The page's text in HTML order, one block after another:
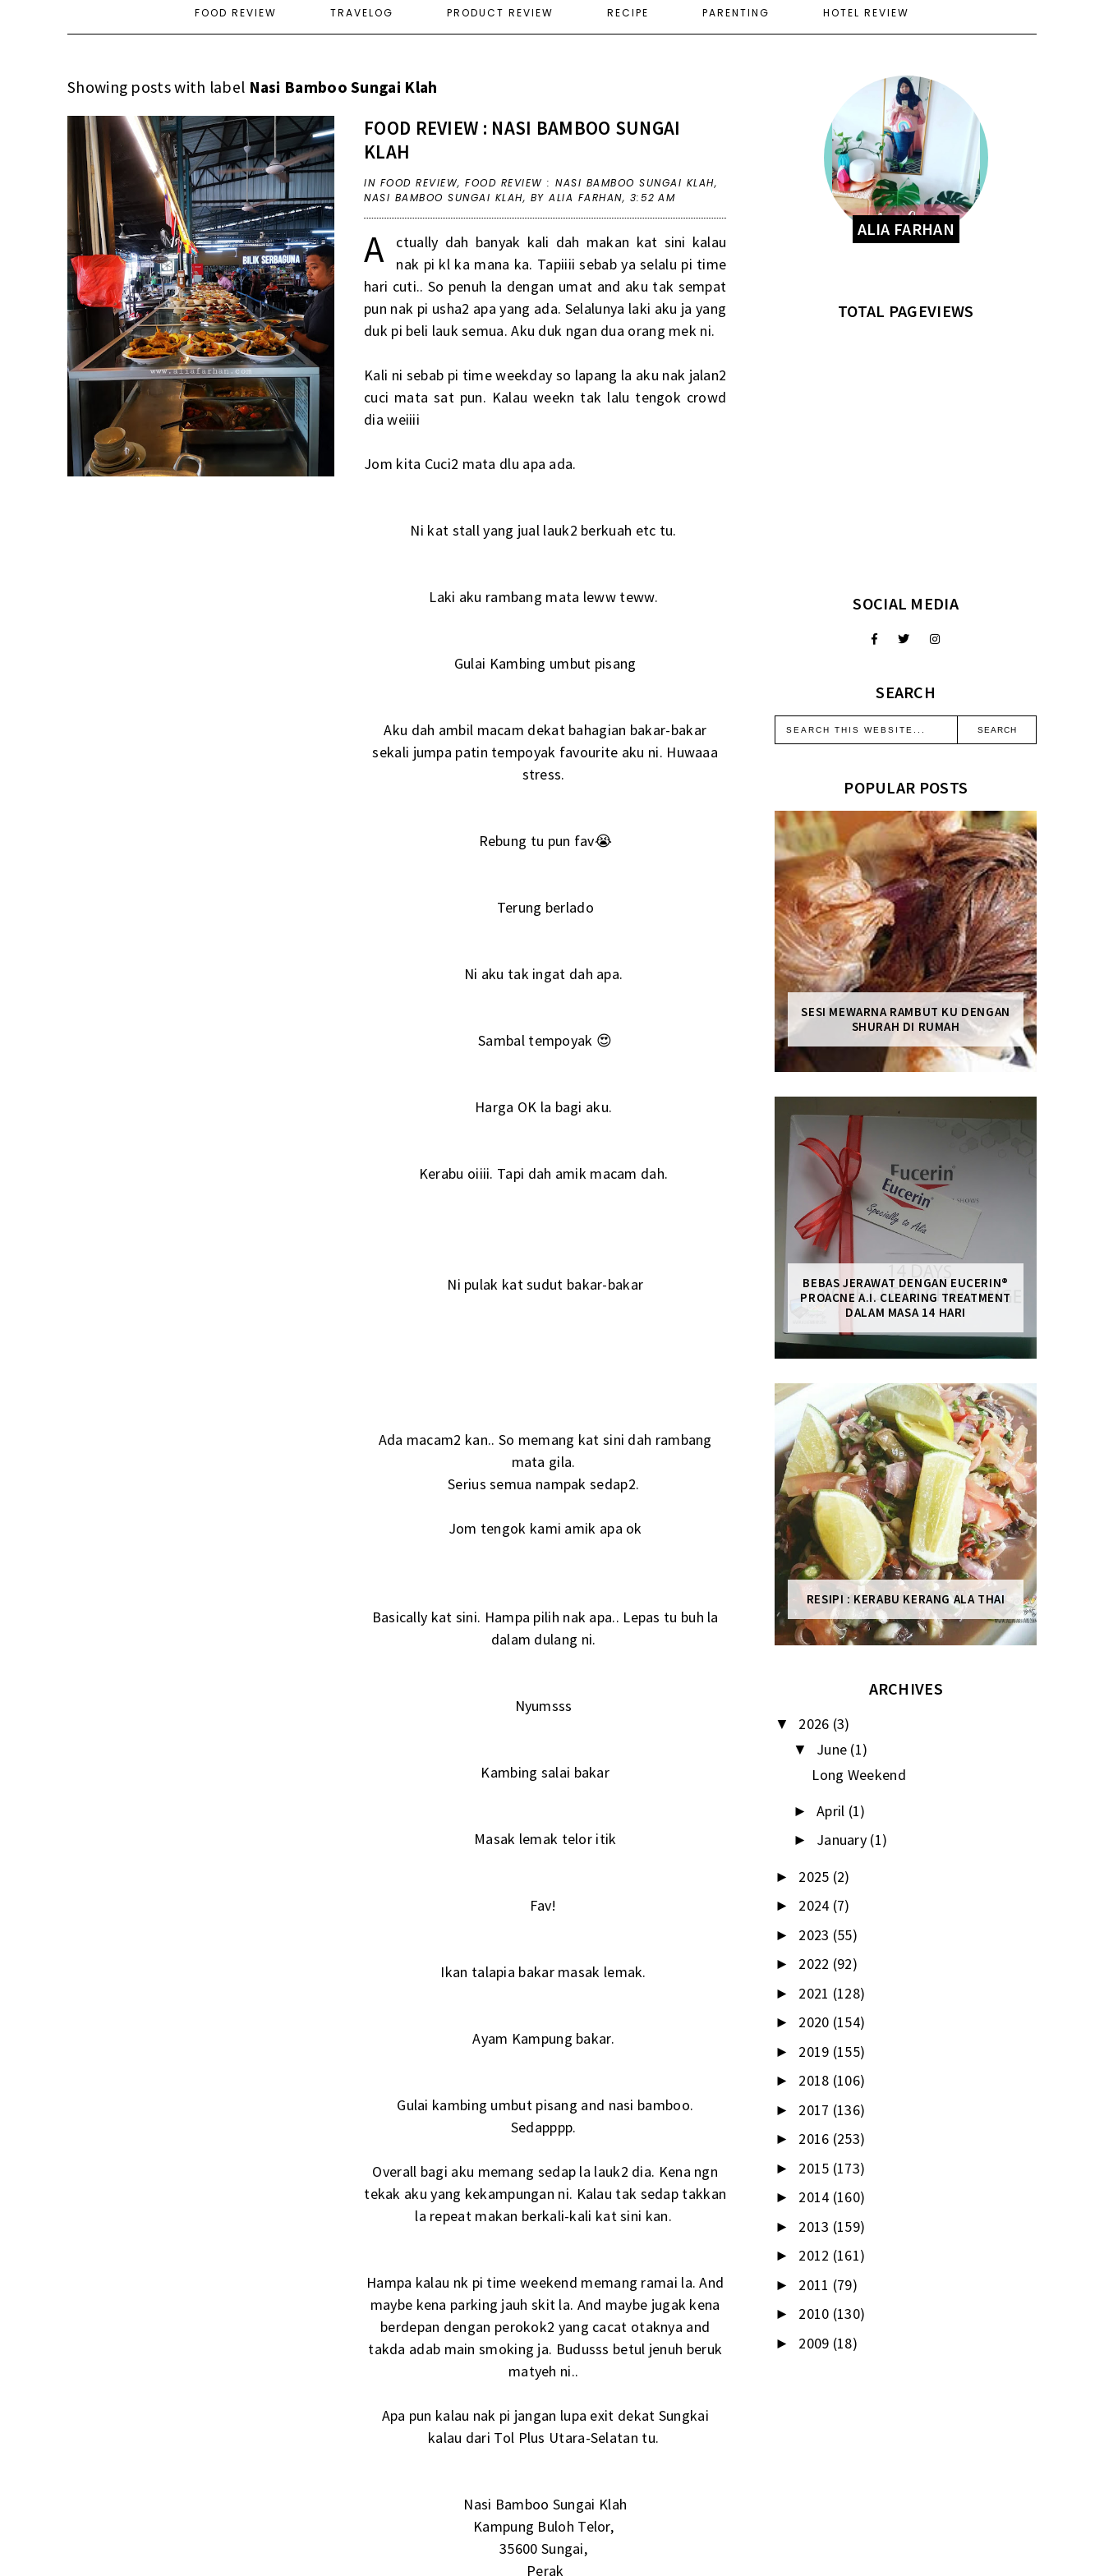
FOOD REVIEW TRAVELOG PRODUCT REVIEW RECIPE PARENTING HOTEL REVIEW
Showing posts with label Nasi Bamboo Sungai Klah
FOOD REVIEW : NASI BAMBOO SUNGAI
KLAH
IN FOOD REVIEW,FOOD REVIEW : NASI BAMBOO SUNGAI KLAH,
NASI BAMBOO SUNGAI KLAH, BY ALIA FARHAN, 3:52 AM
A
ctually dah banyak kali dah makan kat sini kalau
nak pi kl ka mana ka. Tapiiii sebab ya selalu pi time
hari cuti.. So penuh la dengan umat and aku tak sempat
pun nak pi usha2 apa yang ada. Selalunya laki aku ja yang
duk pi beli lauk semua. Aku duk ngan dua orang mek ni.
Kali ni sebab pi time weekday so lapang la aku nak jalan2
cuci mata sat pun. Kalau weekn tak lalu tengok crowd
dia weiiii
Jom kita Cuci2 mata dlu apa ada.
Ni kat stall yang jual lauk2 berkuah etc tu.
Laki aku rambang mata leww teww.
Gulai Kambing umbut pisang
Aku dah ambil macam dekat bahagian bakar-bakar
sekali jumpa patin tempoyak favourite aku ni. Huwaaa
stress.
Rebung tu pun fav😭
Terung berlado
Ni aku tak ingat dah apa.
Sambal tempoyak 😍
Harga OK la bagi aku.
Kerabu oiiii. Tapi dah amik macam dah.
Ni pulak kat sudut bakar-bakar
Ada macam2 kan.. So memang kat sini dah rambang
mata gila.
Serius semua nampak sedap2.
Jom tengok kami amik apa ok
Basically kat sini. Hampa pilih nak apa.. Lepas tu buh la
dalam dulang ni.
Nyumsss
Kambing salai bakar
Masak lemak telor itik
Fav!
Ikan talapia bakar masak lemak.
Ayam Kampung bakar.
Gulai kambing umbut pisang and nasi bamboo.
Sedapppp.
Overall bagi aku memang sedap la lauk2 dia. Kena ngn
tekak aku yang kekampungan ni. Kalau tak sedap takkan
la repeat makan berkali-kali kat sini kan.
Hampa kalau nk pi time weekend memang ramai la. And
maybe kena parking jauh skit la. And maybe jugak kena
berdepan dengan perokok2 yang cacat otaknya and
takda adab main smoking ja. Budusss betul jenuh beruk
matyeh ni..
Apa pun kalau nak pi jangan lupa exit dekat Sungkai
kalau dari Tol Plus Utara-Selatan tu.
Nasi Bamboo Sungai Klah
Kampung Buloh Telor,
35600 Sungai,
Perak
ALIA FARHAN
TOTAL PAGEVIEWS
SOCIAL MEDIA
SEARCH
POPULAR POSTS
SESI MEWARNA RAMBUT KU DENGAN
SHURAH DI RUMAH
BEBAS JERAWAT DENGAN EUCERIN®
PROACNE A.I. CLEARING TREATMENT
DALAM MASA 14 HARI
RESIPI : KERABU KERANG ALA THAI
ARCHIVES
▼ 2026 (3)
▼ June (1)
Long Weekend
► April (1)
► January (1)
► 2025 (2)
► 2024 (7)
► 2023 (55)
► 2022 (92)
► 2021 (128)
► 2020 (154)
► 2019 (155)
► 2018 (106)
► 2017 (136)
► 2016 (253)
► 2015 (173)
► 2014 (160)
► 2013 (159)
► 2012 (161)
► 2011 (79)
► 2010 (130)
► 2009 (18)